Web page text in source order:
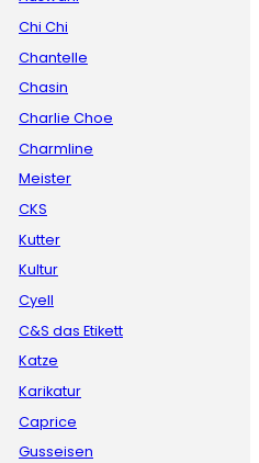
Chi Chi
Chantelle
Chasin
Charlie Choe
Charmline
Meister
CKS
Kutter
Kultur
Cyell
C&S das Etikett
Katze
Karikatur
Caprice
Gusseisen